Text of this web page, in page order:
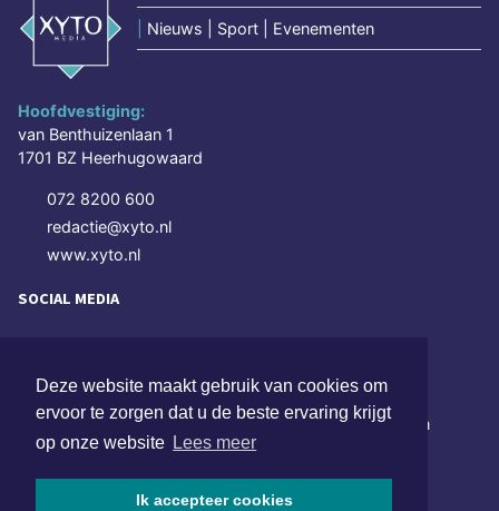
Deze website maakt gebruik van cookies om
ervoor te zorgen dat u de beste ervaring krijgt
op onze website Lees meer
Ik accepteer cookies
Nieuws | Sport | Evenementen
Hoofdvestiging:
van Benthuizenlaan 1
1701 BZ Heerhugowaard
072 8200 600
redactie@xyto.nl
www.xyto.nl
SOCIAL MEDIA
NIEUWSBRIEF AANMELDEN
Schrijf je in voor onze nieuwsbrief en krijg wekelijks een
samenvatting van alle gebeurtenissen uit jouw regio.